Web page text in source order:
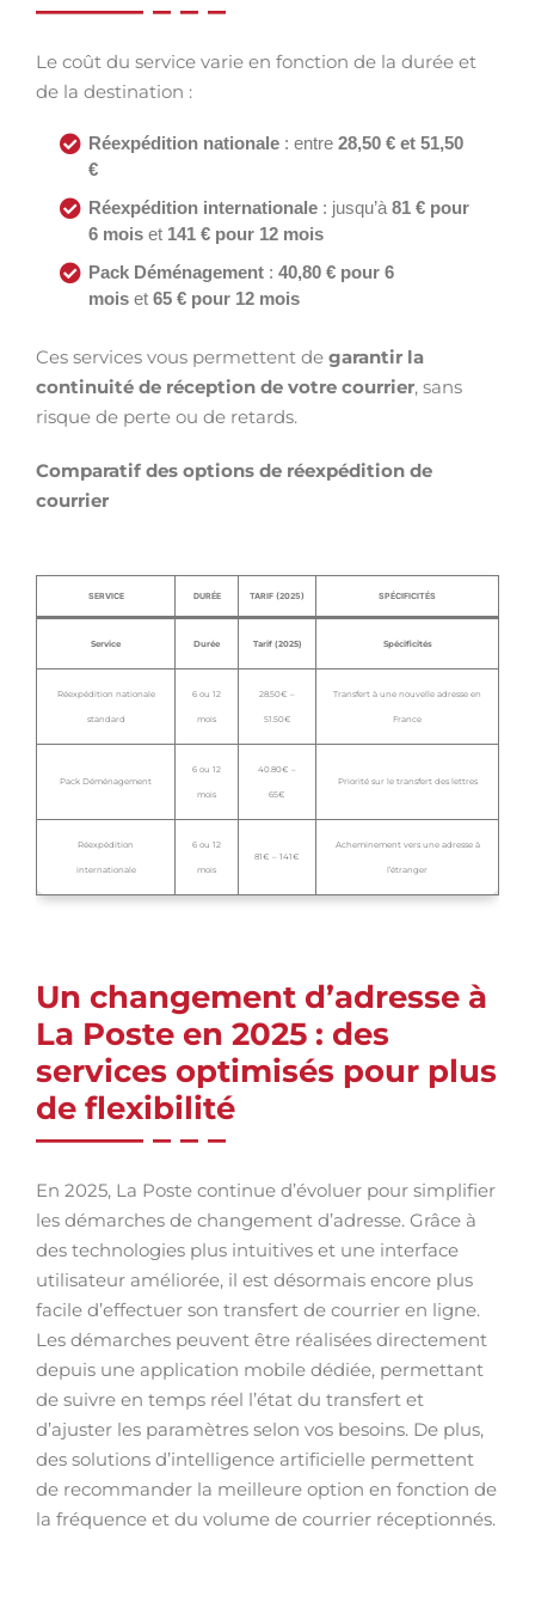
Le coût du service varie en fonction de la durée et
de la destination :
Réexpédition nationale : entre 28,50 € et 51,50
€
Réexpédition internationale : jusqu’à 81 € pour
6 mois et 141 € pour 12 mois
Pack Déménagement : 40,80 € pour 6
mois et 65 € pour 12 mois
Ces services vous permettent de garantir la
continuité de réception de votre courrier, sans
risque de perte ou de retards.
Comparatif des options de réexpédition de
courrier
SERVICE DURÉE TARIF (2025) SPÉCIFICITÉS
Service Durée Tarif (2025) Spécificités
Réexpédition nationale
standard
6 ou 12
mois
28.50€ –
51.50€
Transfert à une nouvelle adresse en
France
Pack Déménagement
6 ou 12
mois
40.80€ –
65€
Priorité sur le transfert des lettres
Réexpédition
internationale
6 ou 12
mois
81€ – 141€
Acheminement vers une adresse à
l’étranger
Un changement d’adresse à
La Poste en 2025 : des
services optimisés pour plus
de flexibilité
En 2025, La Poste continue d’évoluer pour simplifier
les démarches de changement d’adresse. Grâce à
des technologies plus intuitives et une interface
utilisateur améliorée, il est désormais encore plus
facile d’effectuer son transfert de courrier en ligne.
Les démarches peuvent être réalisées directement
depuis une application mobile dédiée, permettant
de suivre en temps réel l’état du transfert et
d’ajuster les paramètres selon vos besoins. De plus,
des solutions d’intelligence artificielle permettent
de recommander la meilleure option en fonction de
la fréquence et du volume de courrier réceptionnés.